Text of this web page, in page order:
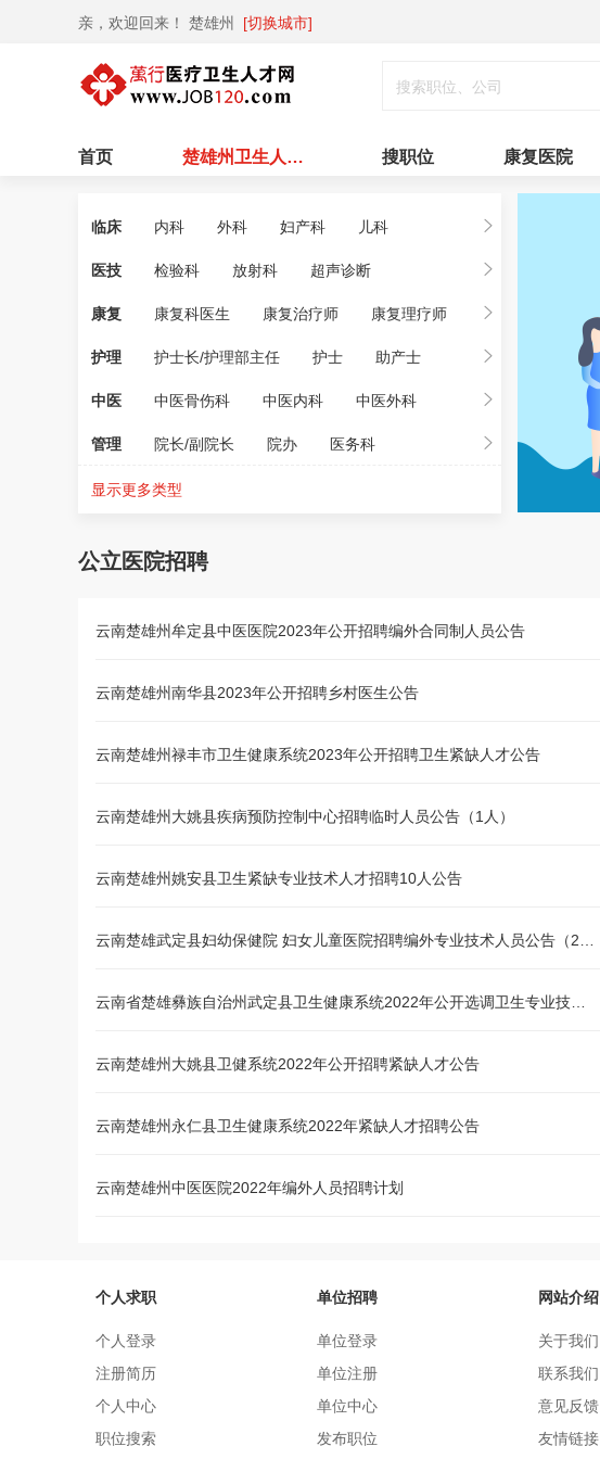
亲，欢迎回来！ 楚雄州 [切换城市]
首页 楚雄州卫生人才网 搜职位 康复医院
临床 内科 外科 妇产科 儿科
医技 检验科 放射科 超声诊断
康复 康复科医生 康复治疗师 康复理疗师
护理 护士长/护理部主任 护士 助产士
中医 中医骨伤科 中医内科 中医外科
管理 院长/副院长 院办 医务科
显示更多类型
公立医院招聘
云南楚雄州牟定县中医医院2023年公开招聘编外合同制人员公告
云南楚雄州南华县2023年公开招聘乡村医生公告
云南楚雄州禄丰市卫生健康系统2023年公开招聘卫生紧缺人才公告
云南楚雄州大姚县疾病预防控制中心招聘临时人员公告（1人）
云南楚雄州姚安县卫生紧缺专业技术人才招聘10人公告
云南楚雄州大姚县卫健系统2022年公开招聘紧缺人才公告
云南楚雄州永仁县卫生健康系统2022年紧缺人才招聘公告
云南楚雄州中医医院2022年编外人员招聘计划
个人求职
个人登录
注册简历
个人中心
职位搜索
单位招聘
单位登录
单位注册
单位中心
发布职位
网站介绍
关于我们
联系我们
意见反馈
友情链接